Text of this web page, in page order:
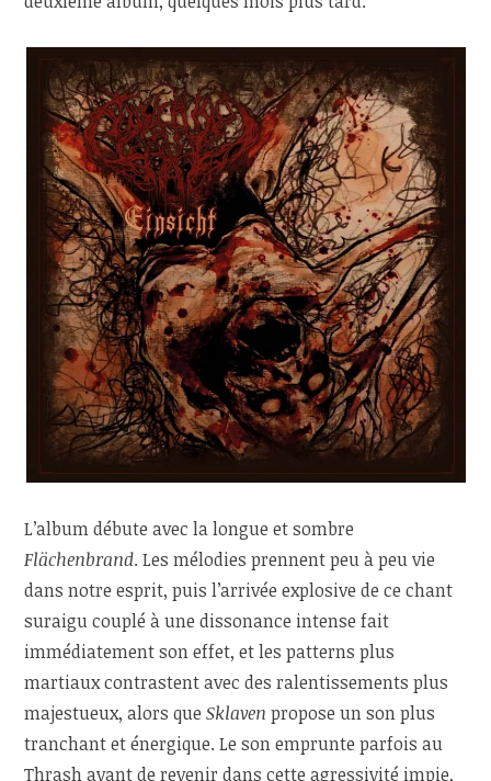
L’album débute avec la longue et sombre
Flächenbrand. Les mélodies prennent peu à peu vie
dans notre esprit, puis l’arrivée explosive de ce chant
suraigu couplé à une dissonance intense fait
immédiatement son effet, et les patterns plus
martiaux contrastent avec des ralentissements plus
majestueux, alors queSklaven propose un son plus
tranchant et énergique. Le son emprunte parfois au
Thrash avant de revenir dans cette agressivité impie,